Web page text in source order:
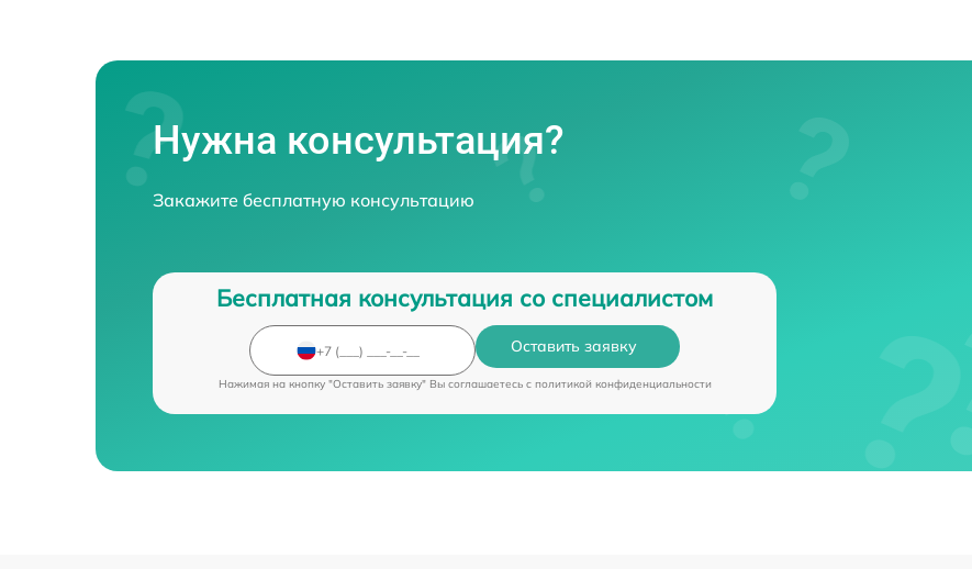
Нужна консультация?
Закажите бесплатную консультацию
Бесплатная консультация со специалистом
Оставить заявку
Нажимая на кнопку "Оставить заявку" Вы соглашаетесь c политикой конфиденциальности